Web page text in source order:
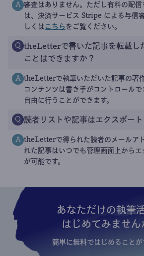
A 審査はありません。ただし有料の配
は、決済サービス Stripe による与信
しくは こちら をご覧ください。
Q theLetterで書いた記事を転載し
ことはできますか？
A theLetterで執筆いただいた記事の著
コンテンツは書き手がコントロール
自由に行うことができます。
Q 読者リストや記事はエクスポート
A theLetterで得られた読者のメールア
れた記事はいつでも管理画面上からエ
が可能です。
あなただけの執筆
はじめてみません
簡単に無料ではじめることが